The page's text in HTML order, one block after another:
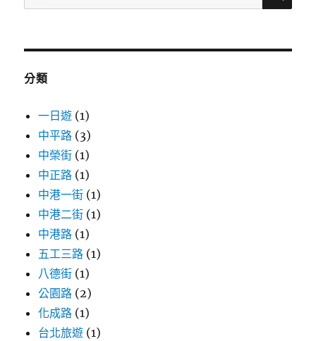
尋
鍵
分類
一日遊 (1)
中平路 (3)
中榮街 (1)
中正路 (1)
中港一街 (1)
中港二街 (1)
中港路 (1)
五工三路 (1)
八德街 (1)
公園路 (2)
化成路 (1)
台北旅遊 (1)